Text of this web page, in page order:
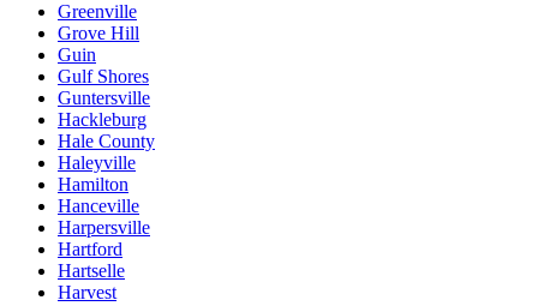
Greenville
Grove Hill
Guin
Gulf Shores
Guntersville
Hackleburg
Hale County
Haleyville
Hamilton
Hanceville
Harpersville
Hartford
Hartselle
Harvest